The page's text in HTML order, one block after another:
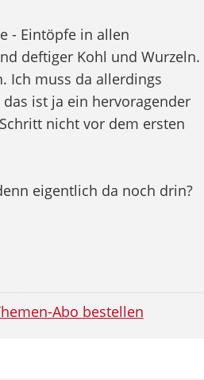
- Eintöpfe in allen
deftiger Kohl und Wurzeln.
Ich muss da allerdings
ist ja ein hervoragender
nicht vor dem ersten
eigentlich da noch drin?
Abo bestellen